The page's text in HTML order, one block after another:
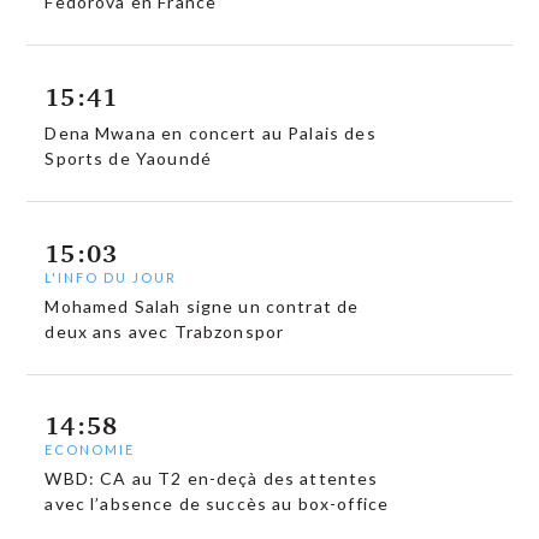
15:41
Dena Mwana en concert au Palais des
Sports de Yaoundé
15:03
L'INFO DU JOUR
Mohamed Salah signe un contrat de
deux ans avec Trabzonspor
14:58
ECONOMIE
WBD: CA au T2 en-deçà des attentes
avec l’absence de succès au box-office